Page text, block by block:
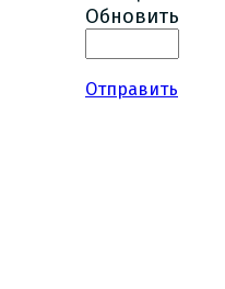
Обновить
Отправить